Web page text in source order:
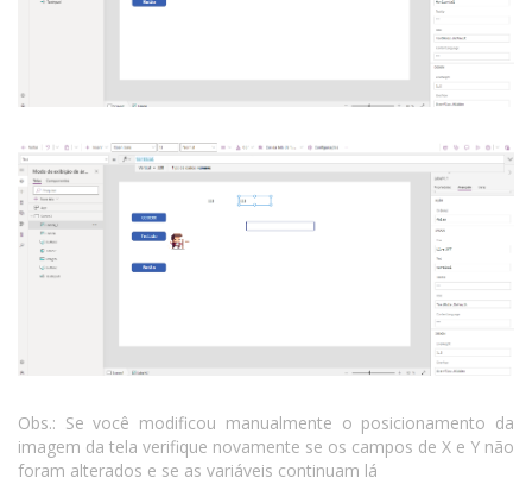
Obs.: Se você modificou manualmente o posicionamento da
imagem da tela verifique novamente se os campos de X e Y não
foram alterados e se as variáveis continuam lá